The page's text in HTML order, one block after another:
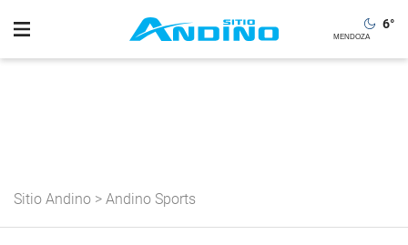
6°
Sitio Andino > Andino Sports